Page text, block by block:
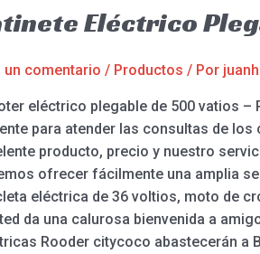
Eléctrico
un comentario / Productos / Por
eléctrico plegable de 500 vatios –
para atender las consultas de
producto, precio y nuestro
ofrecer fácilmente una amplia
eléctrica de 36 voltios, moto de
da una calurosa bienvenida a
Rooder citycoco abastecerán a